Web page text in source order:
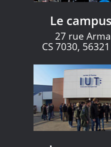
Le
27 rue
CS 7030,